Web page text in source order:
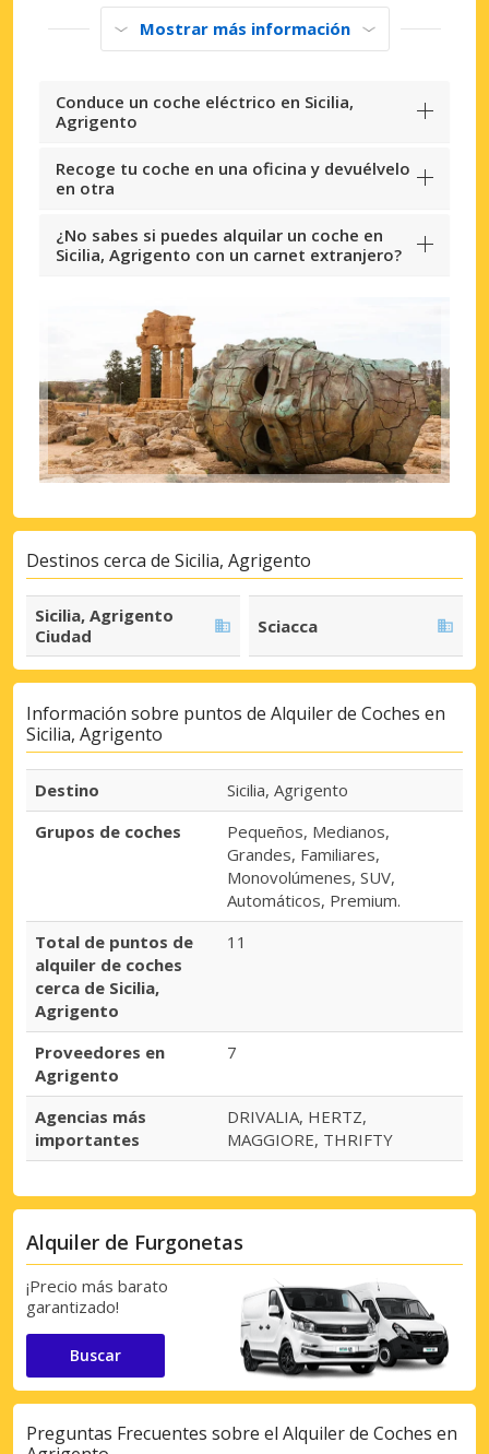
Mostrar más información
Conduce un coche eléctrico en Sicilia,
Agrigento
Recoge tu coche en una oficina y devuélvelo
en otra
¿No sabes si puedes alquilar un coche en
Sicilia, Agrigento con un carnet extranjero?
Destinos cerca de Sicilia, Agrigento
Sicilia, Agrigento
Ciudad
Sciacca
Información sobre puntos de Alquiler de Coches en
Sicilia, Agrigento
Destino
Sicilia, Agrigento
Grupos de coches
Pequeños, Medianos,
Grandes, Familiares,
Monovolúmenes, SUV,
Automáticos, Premium.
Total de puntos de
alquiler de coches
cerca de Sicilia,
Agrigento
11
Proveedores en
Agrigento
7
Agencias más
importantes
DRIVALIA, HERTZ,
MAGGIORE, THRIFTY
Alquiler de Furgonetas
¡Precio más barato
garantizado!
Buscar
Preguntas Frecuentes sobre el Alquiler de Coches en